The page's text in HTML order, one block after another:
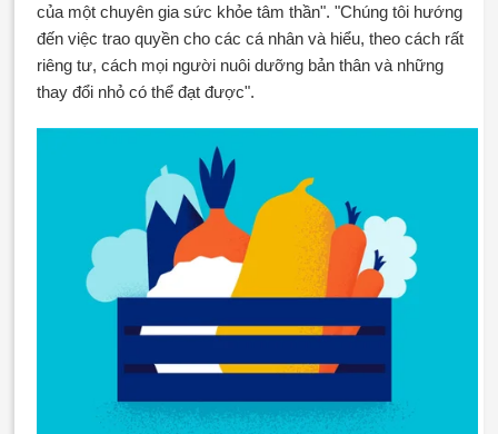
của một chuyên gia sức khỏe tâm thần". "Chúng tôi hướng
đến việc trao quyền cho các cá nhân và hiểu, theo cách rất
riêng tư, cách mọi người nuôi dưỡng bản thân và những
thay đổi nhỏ có thể đạt được".